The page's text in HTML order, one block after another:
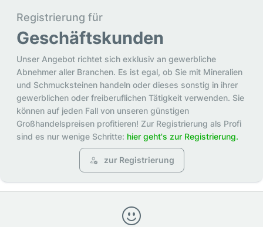
Registrierung für
Geschäftskunden
Unser Angebot richtet sich exklusiv an gewerbliche
Abnehmer aller Branchen. Es ist egal, ob Sie mit Mineralien
und Schmucksteinen handeln oder dieses sonstig in ihrer
gewerblichen oder freiberuflichen Tätigkeit verwenden. Sie
können auf jeden Fall von unseren günstigen
Großhandelspreisen profitieren! Zur Registrierung als Profi
sind es nur wenige Schritte: hier geht's zur Registrierung.
zur Registrierung